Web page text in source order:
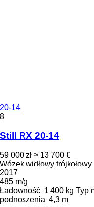
20-14
8
Still RX 20-14
59 000 zł ≈ 13 700 €
Wózek widłowy trójkołowy
2017
485 m/g
Ładowność 1 400 kg Typ
podnoszenia 4,3 m